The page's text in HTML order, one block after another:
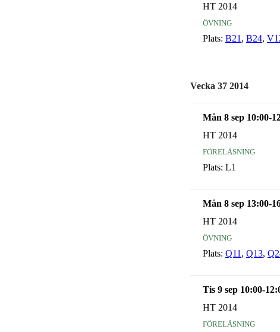
HT 2014
övning
Plats: B21 , B24,
Vecka 37 2014
Mån 8 sep 10:00-
HT 2014
föreläsning
Plats: L1
Mån 8 sep 13:00-
HT 2014
övning
Plats: Q11 , Q13,
Tis 9 sep 10:00-
HT 2014
föreläsning